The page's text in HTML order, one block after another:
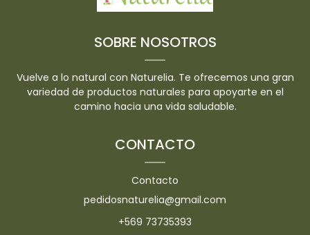
SOBRE NOSOTROS
Vuelve a lo natural con Naturelia. Te ofrecemos una gran
variedad de productos naturales para apoyarte en el
camino hacia una vida saludable.
CONTACTO
Contacto
pedidosnaturelia@gmail.com
+569 73735393